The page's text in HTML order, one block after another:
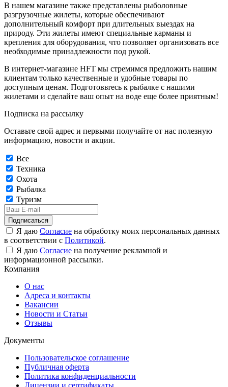
В нашем магазине также представлены рыболовные
разгрузочные жилеты, которые обеспечивают
дополнительный комфорт при длительных выездах на
природу. Эти жилеты имеют специальные карманы и
крепления для оборудования, что позволяет организовать все
необходимые принадлежности под рукой.
В интернет-магазине HFT мы стремимся предложить нашим
клиентам только качественные и удобные товары по
доступным ценам. Подготовьтесь к рыбалке с нашими
жилетами и сделайте ваш опыт на воде еще более приятным!
Подписка на рассылку
Оставьте свой адрес и первыми получайте от нас полезную
информацию, новости и акции.
Все
Техника
Охота
Рыбалка
Туризм
Подписаться
Я даю Согласие на обработку моих персональных данных
в соответствии с Политикой.
Я даю Согласие на получение рекламной и
информационной рассылки.
Компания
О нас
Адреса и контакты
Вакансии
Новости и Статьи
Отзывы
Документы
Пользовательское соглашение
Публичная оферта
Политика конфиденциальности
Лицензии и сертификаты